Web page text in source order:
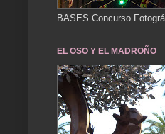
BASES Concurso
EL OSO Y EL MADROÑO